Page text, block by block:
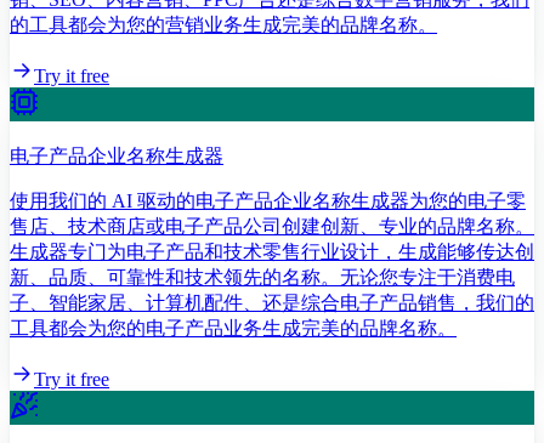
的工具都会为您的营销业务生成完美的品牌名称。
Try it free
电子产品企业名称生成器
使用我们的 AI 驱动的电子产品企业名称生成器为您的电子零
售店、技术商店或电子产品公司创建创新、专业的品牌名称。
生成器专门为电子产品和技术零售行业设计，生成能够传达创
新、品质、可靠性和技术领先的名称。无论您专注于消费电
子、智能家居、计算机配件、还是综合电子产品销售，我们的
工具都会为您的电子产品业务生成完美的品牌名称。
Try it free